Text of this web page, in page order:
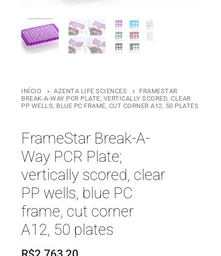
INÍCIO AZENTA LIFE SCIENCES
FRAMESTAR
BREAK-A-WAY PCR PLATE; VERTICALLY SCORED, CLEAR
PP WELLS, BLUE PC FRAME, CUT CORNER A12, 50 PLATES
FrameStar Break-A-
Way PCR Plate;
vertically scored, clear
PP wells, blue PC
frame, cut corner
A12, 50 plates